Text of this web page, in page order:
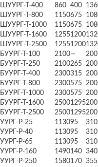
ШУУРГ-Т-400
860 400
ШУУРГ-Т-800
1150675
ШУУРГ-Т-1000
1150675
ШУУРГ-Т-1600
12551200
ШУУРГ-Т-2500
12551200
БУУРГ-Т-100
2100— 200
БУУРГ-Т-250
2100265 200
БУУРГ-Т-400
2300315 200
БУУРГ-Т-800
2300575 200
БУУРГ-Т-1000
2300575 200
БУУРГ-Т-1600
25001295200
БУУРГ-Т-2500
25001295200
УУРГ-Р-25
113095 310
УУРГ-Р-40
113095 310
УУРГ-Р-65
113095 310
УУРГ-Р-160
1490140 340
УУРГ-Р-250
1580170 355